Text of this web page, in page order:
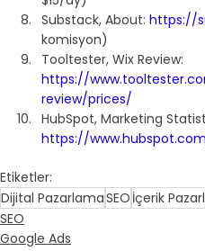
Substack, About: https://
komisyon)
Tooltester, Wix Review:
https://
review/prices/
HubSpot, Marketing
https://
Etiketler:
Dijital PazarlamaSEO İçerik
SEO
Google Ads